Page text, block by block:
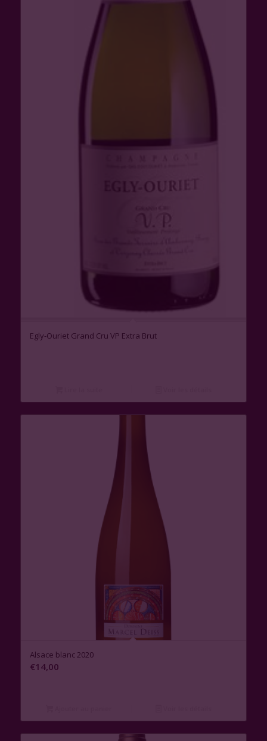
Egly-Ouriet Grand Cru VP Extra Brut
Alsace blanc 2020
€14,00